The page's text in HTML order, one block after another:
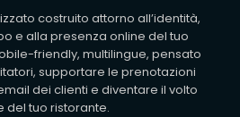
costruito attorno all’identità,
e alla presenza online del tuo
friendly, multilingue, pensato
supportare le prenotazioni
dei clienti e diventare il volto
del tuo ristorante.